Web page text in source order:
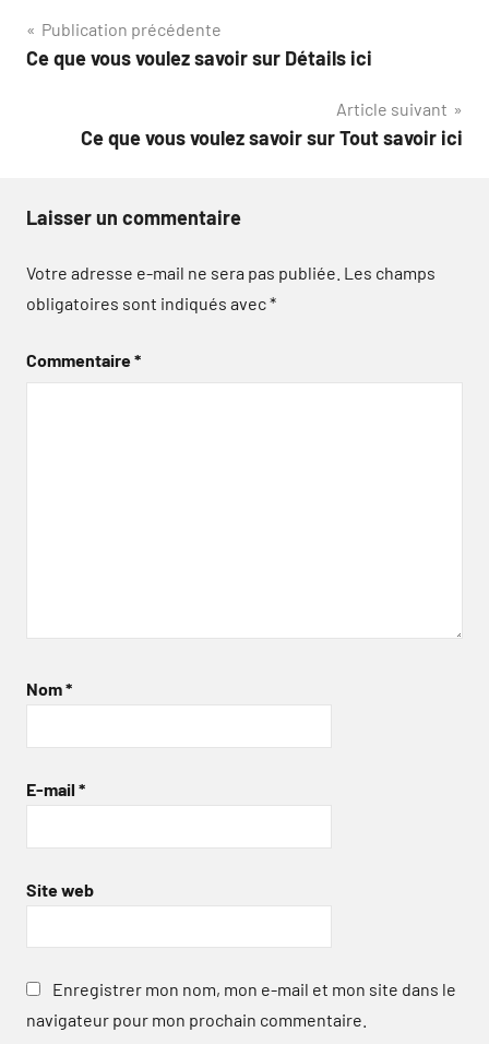
Navigation
de
Publication précédente
Ce que vous voulez savoir sur Détails ici
Article suivant
Ce que vous voulez savoir sur Tout savoir ici
Laisser un commentaire
Votre adresse e-mail ne sera pas publiée. Les champs
obligatoires sont indiqués avec*
Commentaire*
Nom*
E-mail *
Site web
Enregistrer mon nom, mon e-mail et mon site dans le
navigateur pour mon prochain commentaire.